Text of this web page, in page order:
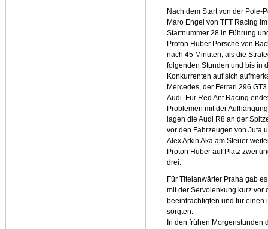
Nach dem Start von der Pole-
Maro Engel von TFT Racing
Startnummer 28 in Führung
Proton Huber Porsche von
nach 45 Minuten, als die
folgenden Stunden und bis in
Konkurrenten auf sich
Mercedes, der Ferrari 296
Audi. Für Red Ant Racing
Problemen mit der
lagen die Audi R8 an der
vor den Fahrzeugen von Juta
Alex Arkin Aka am Steuer
Proton Huber auf Platz zwei
drei.
Für Titelanwärter Praha gab
mit der Servolenkung kurz vor
beeinträchtigten und für
sorgten.
In den frühen Morgenstunden